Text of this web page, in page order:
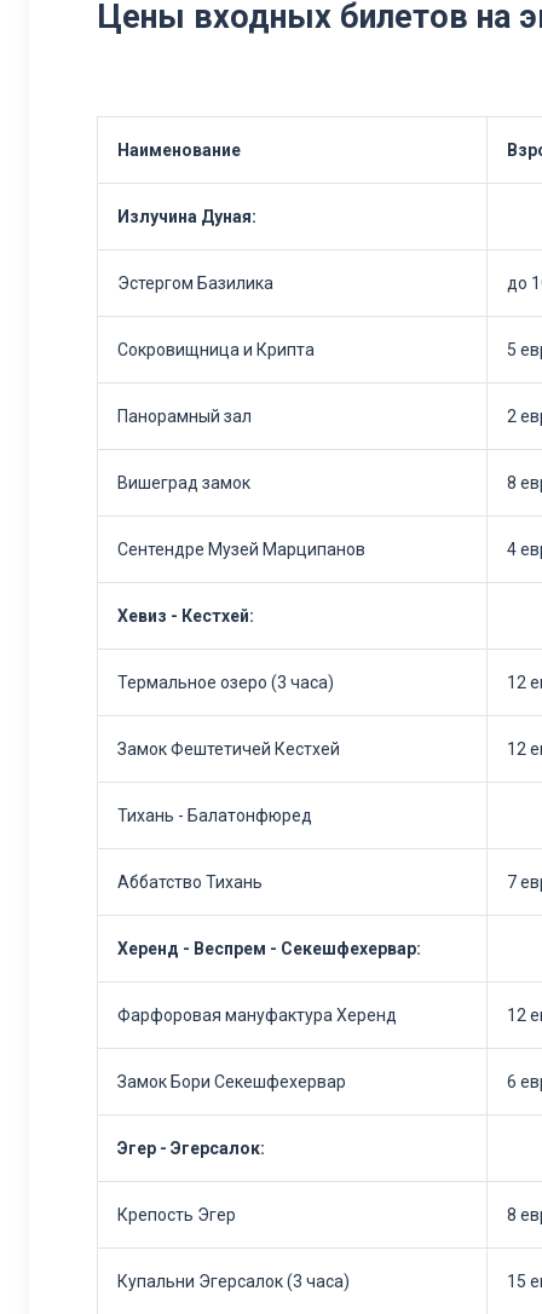
Цены входных билетов на
Наименование
Излучина Дуная:
Эстергом Базилика до
Сокровищница и Крипта 5
Панорамный зал 2
Вишеград замок 8
Сентендре Музей Марципанов 4
Хевиз - Кестхей:
Термальное озеро (3 часа) 12
Замок Фештетичей Кестхей 12
Тихань - Балатонфюред
Аббатство Тихань 7
Херенд - Веспрем - Секешфехервар:
Фарфоровая мануфактура Херенд 12
Замок Бори Секешфехервар 6
Эгер - Эгерсалок:
Крепость Эгер 8
Купальни Эгерсалок (3 часа) 15